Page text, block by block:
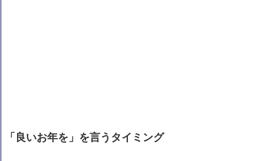
「良いお年を」を言うタイミング